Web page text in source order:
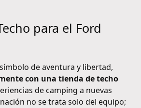
para el Ford
de aventura y libertad,
con una tienda de techo
de camping a nuevas
no se trata solo del equipo;